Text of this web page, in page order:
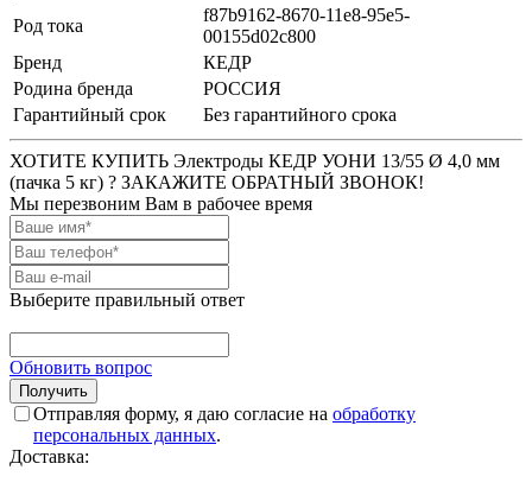
Род тока
f87b9162-8670-11e8-95e5-
00155d02c800
Бренд
КЕДР
Родина бренда
РОССИЯ
Гарантийный срок
Без гарантийного срока
ХОТИТЕ КУПИТЬ Электроды КЕДР УОНИ 13/55 Ø 4,0 мм
(пачка 5 кг) ? ЗАКАЖИТЕ ОБРАТНЫЙ ЗВОНОК!
Мы перезвоним Вам в рабочее время
Выберите правильный ответ
Обновить вопрос
Отправляя форму, я даю согласие на обработку
персональных данных.
Доставка: